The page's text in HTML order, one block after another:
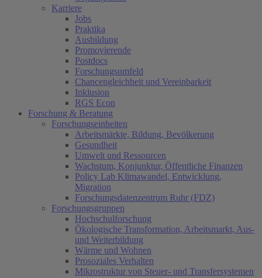
Karriere
Jobs
Praktika
Ausbildung
Promovierende
Postdocs
Forschungsumfeld
Chancengleichheit und Vereinbarkeit
Inklusion
RGS Econ
Forschung & Beratung
Forschungseinheiten
Arbeitsmärkte, Bildung, Bevölkerung
Gesundheit
Umwelt und Ressourcen
Wachstum, Konjunktur, Öffentliche Finanzen
Policy Lab Klimawandel, Entwicklung,
Migration
Forschungsdatenzentrum Ruhr (FDZ)
Forschungsgruppen
Hochschulforschung
Ökologische Transformation, Arbeitsmarkt, Aus-
und Weiterbildung
Wärme und Wohnen
Prosoziales Verhalten
Mikrostruktur von Steuer- und Transfersystemen